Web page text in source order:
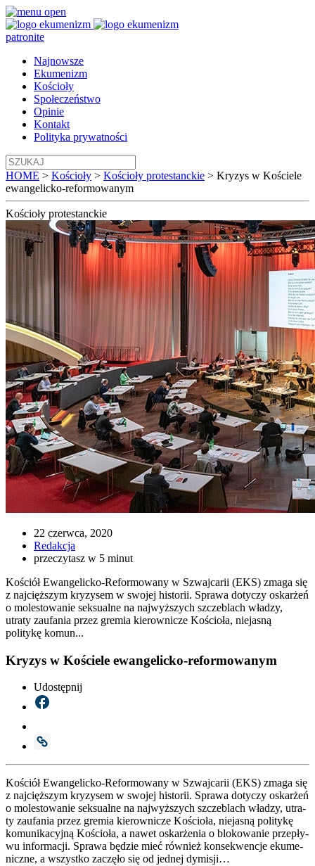
patronite
Najnowsze
Ekumenizm
Kościoły
Społeczeństwo
Opinie
Kontakt
Polityka prywatności
HOME > Kościoły > Kościoły protestanckie > Kryzys w Kościele
ewangelicko-reformowanym
Kościoły protestanckie
22 czerwca, 2020
Redakcja
przeczytasz w 5 minut
Kościół Ewangelicko-Reformowany w Szwajcarii (EKS) zmaga się
z najcięższym kryzysem w swojej historii. Sprawa dotyczy oskarżeń
o molestowanie seksualne na najwyższych szczeblach władzy,
utraty zaufania przez gremia kierownicze Kościoła, niejasną
politykę komun...
Kryzys w Kościele ewangelicko-reformowanym
Udostępnij
Kościół Ewan­ge­lic­ko-Refor­mo­wa­ny w Szwaj­ca­rii (EKS) zma­ga się
z naj­cięż­szym kry­zy­sem w swo­jej histo­rii. Spra­wa doty­czy oskar­żeń
o mole­sto­wa­nie sek­su­al­ne na naj­wyż­szych szcze­blach wła­dzy, utra­
ty zaufa­nia przez gre­mia kie­row­ni­cze Kościo­ła, nie­ja­sną poli­ty­kę
komu­ni­ka­cyj­ną Kościo­ła, a nawet oskar­że­nia o blo­ko­wa­nie prze­pły­
wu infor­ma­cji. Spra­wa będzie mieć rów­nież kon­se­kwen­cje eku­me­
nicz­ne, a wszyst­ko zaczę­ło się od jed­nej dymi­sji…